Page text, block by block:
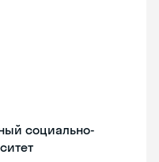
социально-